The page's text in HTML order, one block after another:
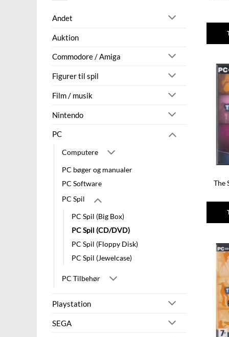
Andet
Auktion
Commodore / Amiga
Figurer til spil
Film / musik
Nintendo
PC
Computere
PC bøger og manualer
PC Software
PC Spil
PC Spil (Big Box)
PC Spil (CD/DVD)
PC Spil (Floppy Disk)
PC Spil (Jewelcase)
PC Tilbehør
Playstation
SEGA
The